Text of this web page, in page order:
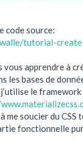
code source:
tutorial-
apprendre à
les bases de
le framework
me soucier du CSS
fonctionnelle